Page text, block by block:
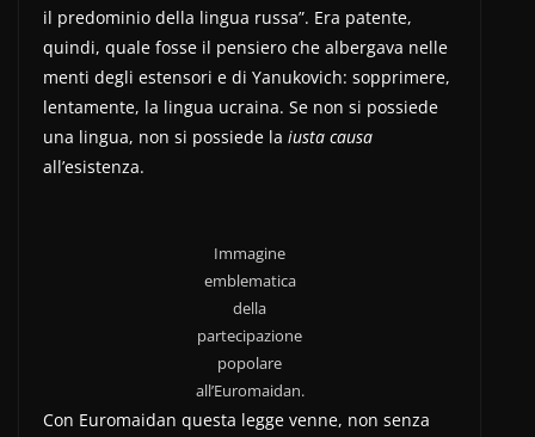
il predominio della lingua russa”. Era patente,
quindi, quale fosse il pensiero che albergava nelle
menti degli estensori e di Yanukovich: sopprimere,
lentamente, la lingua ucraina. Se non si possiede
una lingua, non si possiede la iusta causa
all’esistenza.
Immagine
emblematica
della
partecipazione
popolare
all’Euromaidan.
Con Euromaidan questa legge venne, non senza